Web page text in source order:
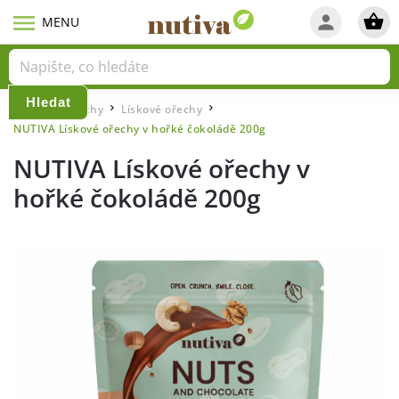
Hledat
Domů / Ořechy / Lískové ořechy /
NUTIVA Lískové ořechy v hořké čokoládě 200g
NUTIVA Lískové ořechy v
hořké čokoládě 200g